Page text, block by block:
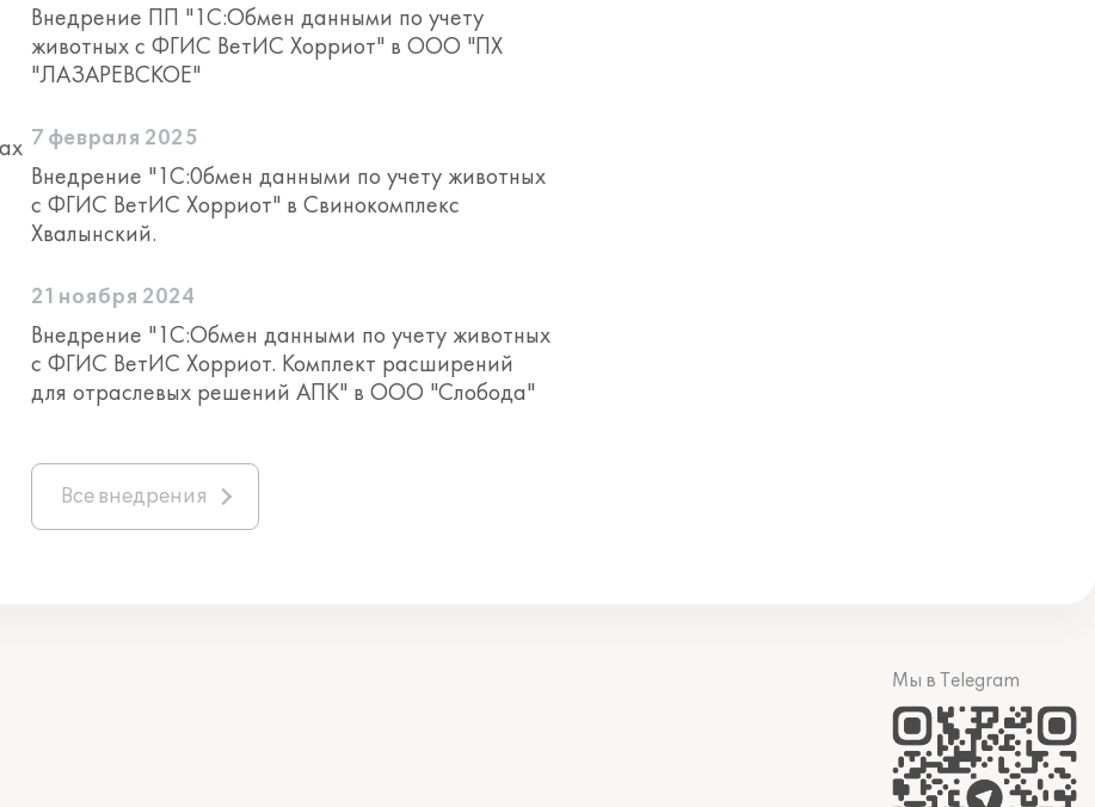
Внедрение ПП "1С:Обмен данными по учету
животных с ФГИС ВетИС Хорриот" в ООО "ПХ
"ЛАЗАРЕВСКОЕ"
7 февраля 2025
Внедрение "1С:0бмен данными по учету животных
с ФГИС ВетИС Хорриот" в Свинокомплекс
Хвалынский.
21 ноября 2024
Внедрение "1С:Обмен данными по учету животных
с ФГИС ВетИС Хорриот. Комплект расширений
для отраслевых решений АПК" в ООО "Слобода"
Все внедрения
Мы в Telegram